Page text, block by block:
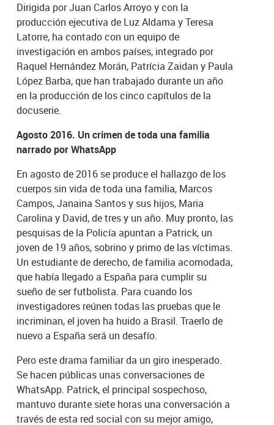
Dirigida por Juan Carlos Arroyo y con la
producción ejecutiva de Luz Aldama y Teresa
Latorre, ha contado con un equipo de
investigación en ambos países, integrado por
Raquel Hernández Morán, Patrícia Zaidan y Paula
López Barba, que han trabajado durante un año
en la producción de los cinco capítulos de la
docuserie.
Agosto 2016. Un crimen de toda una familia
narrado por WhatsApp
En agosto de 2016 se produce el hallazgo de los
cuerpos sin vida de toda una familia, Marcos
Campos, Janaina Santos y sus hijos, Maria
Carolina y David, de tres y un año. Muy pronto, las
pesquisas de la Policía apuntan a Patrick, un
joven de 19 años, sobrino y primo de las víctimas.
Un estudiante de derecho, de familia acomodada,
que había llegado a España para cumplir su
sueño de ser futbolista. Para cuando los
investigadores reúnen todas las pruebas que le
incriminan, el joven ha huido a Brasil. Traerlo de
nuevo a España será un desafío.
Pero este drama familiar da un giro inesperado.
Se hacen públicas unas conversaciones de
WhatsApp. Patrick, el principal sospechoso,
mantuvo durante siete horas una conversación a
través de esta red social con su mejor amigo,